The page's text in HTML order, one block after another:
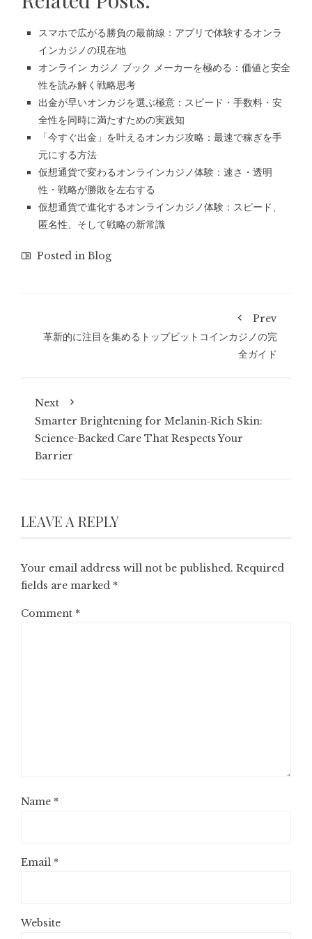
スマホで広がる勝負の最前線：アプリで体験するオンラ
インカジノの現在地
オンライン カジノ ブック メーカーを極める：価値と安全
性を読み解く戦略思考
出金が早いオンカジを選ぶ極意：スピード・手数料・安
全性を同時に満たすための実践知
「今すぐ出金」を叶えるオンカジ攻略：最速で稼ぎを手
元にする方法
仮想通貨で変わるオンラインカジノ体験：速さ・透明
性・戦略が勝敗を左右する
仮想通貨で進化するオンラインカジノ体験：スピード、
匿名性、そして戦略の新常識
Posted in Blog
Prev
革新的に注目を集めるトップビットコインカジノの完
全ガイド
Next
Smarter Brightening for Melanin‑Rich Skin:
Science-Backed Care That Respects Your
Barrier
LEAVE A REPLY
Your email address will not be published. Required
fields are marked *
Comment *
Name *
Email *
Website